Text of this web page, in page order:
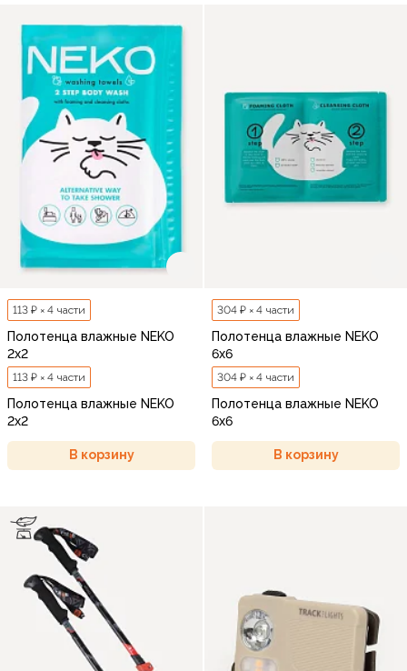
113 ₽ × 4 части
Полотенца влажные NEKO
2х2
113 ₽ × 4 части
Полотенца влажные NEKO
2х2
В корзину
304 ₽ × 4 части
Полотенца влажные NEKO
6х6
304 ₽ × 4 части
Полотенца влажные NEKO
6х6
В корзину